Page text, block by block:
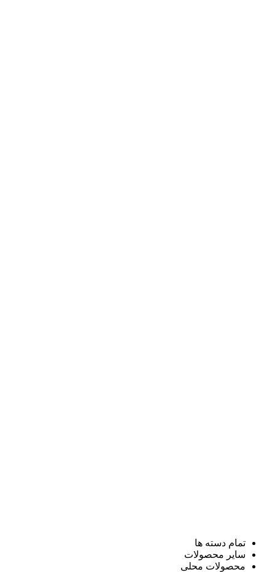
تمام دسته ها
سایر محصولات
محصولات محلی